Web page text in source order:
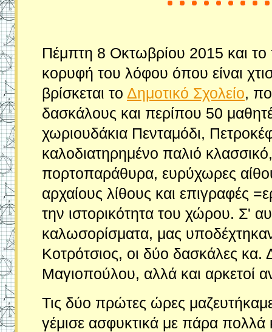
Πέμπτη 8 Οκτωβρίου 2015 και
κορυφή του λόφου όπου είναι
βρίσκεται το Δημοτικό Σχολείο,
δασκάλους και περίπου 50
χωριουδάκια Πενταμόδι,
καλοδιατηρημένο παλιό
πορτοπαράθυρα, ευρύχωρες
αρχαίους λίθους και επιγραφές
την ιστορικότητα του χώρου. Σ'
καλωσορίσματα, μας
Κοτρότσιος, οι δύο δασκάλες
Μαγιοπούλου, αλλά και αρκετοί
Τις δύο πρώτες ώρες
γέμισε ασφυκτικά με πάρα πολλά